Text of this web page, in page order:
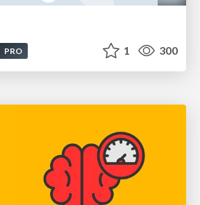
PRO 1 300